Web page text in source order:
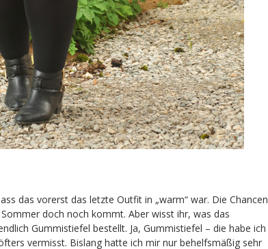
das vorerst das letzte Outfit in „warm“ war. Die Chancen
doch noch kommt. Aber wisst ihr, was das
Gummistiefel bestellt. Ja, Gummistiefel – die habe ich
vermisst. Bislang hatte ich mir nur behelfsmäßig sehr